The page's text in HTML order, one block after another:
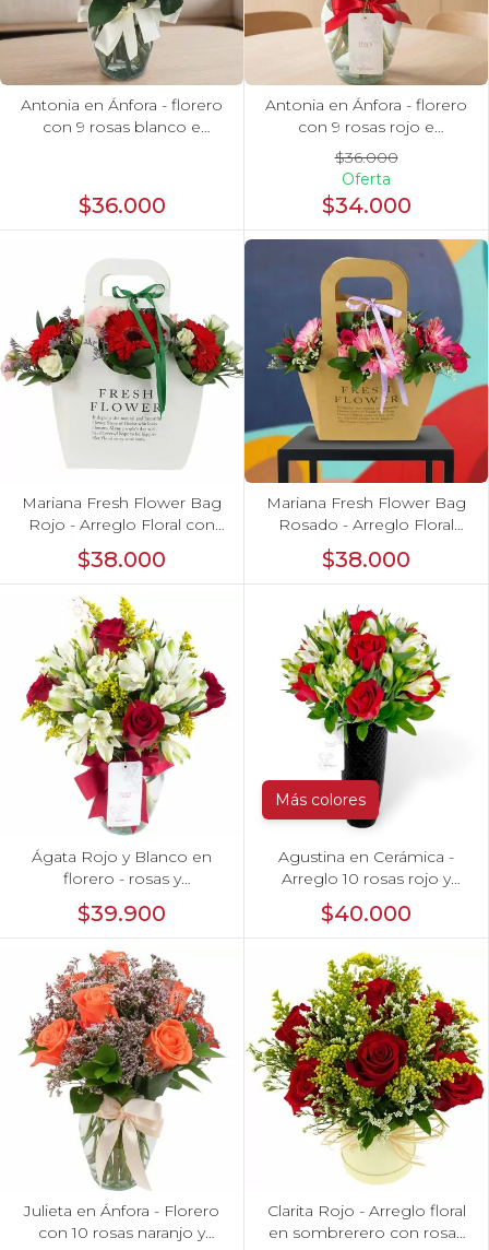
Antonia en Ánfora - florero
con 9 rosas blanco e
$36.000
Antonia en Ánfora - florero
con 9 rosas rojo e
hypericum
$36.000
Oferta
$34.000
Mariana Fresh Flower Bag
Rojo - Arreglo Floral con
gerberas rojo, minirosas y
limonium
$38.000
Mariana Fresh Flower Bag
Rosado - Arreglo Floral
con gerberas rosado,
minirosas y limonium
$38.000
Ágata Rojo y Blanco en
florero - rosas y
astromelias
$39.900
Más colores
Agustina en Cerámica -
Arreglo 10 rosas rojo y
astromeliass
$40.000
Julieta en Ánfora - Florero
con 10 rosas naranjo y
Clarita Rojo - Arreglo floral
en sombrerero con rosas